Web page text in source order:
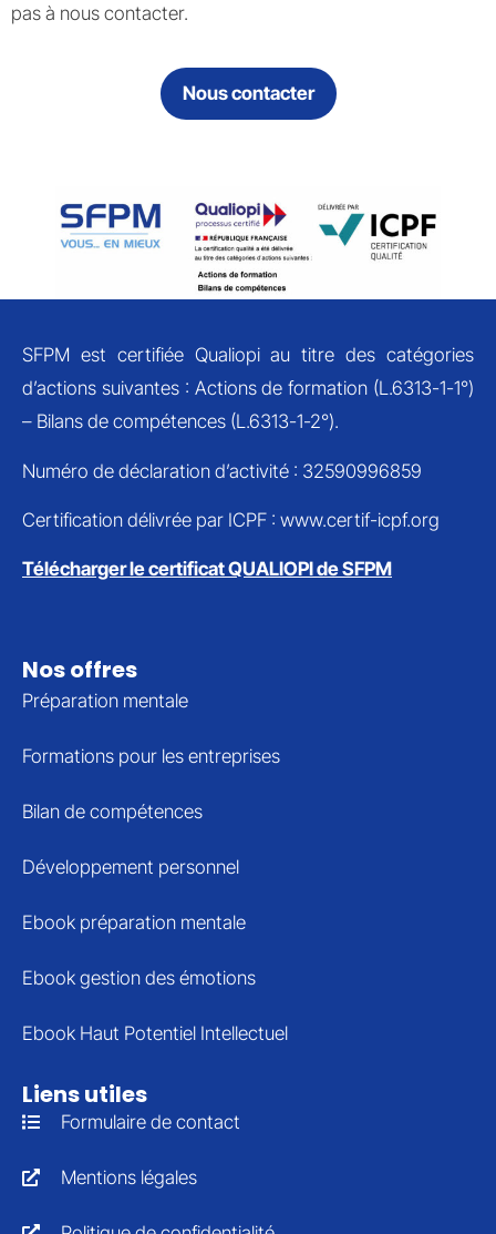
pas à nous contacter.
Nous contacter
SFPM est certifiée Qualiopi au titre des catégories
d’actions suivantes : Actions de formation (L.6313-1-1°)
– Bilans de compétences (L.6313-1-2°).
Numéro de déclaration d’activité : 32590996859
Certification délivrée par ICPF : www.certif-icpf.org
Télécharger le certificat QUALIOPI de SFPM
Nos offres
Préparation mentale
Formations pour les entreprises
Bilan de compétences
Développement personnel
Ebook préparation mentale
Ebook gestion des émotions
Ebook Haut Potentiel Intellectuel
Liens utiles
Formulaire de contact
Mentions légales